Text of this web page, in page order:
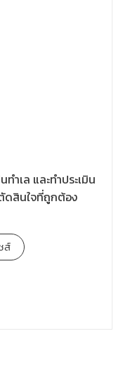
ำเล และทำประเมิน
ดสินใจที่ถูกต้อง
ส์